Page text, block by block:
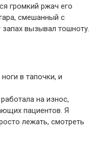
громкий ржач его
смешанный с
вызывал тошноту.
в тапочки, и
на износ,
пациентов. Я
лежать, смотреть